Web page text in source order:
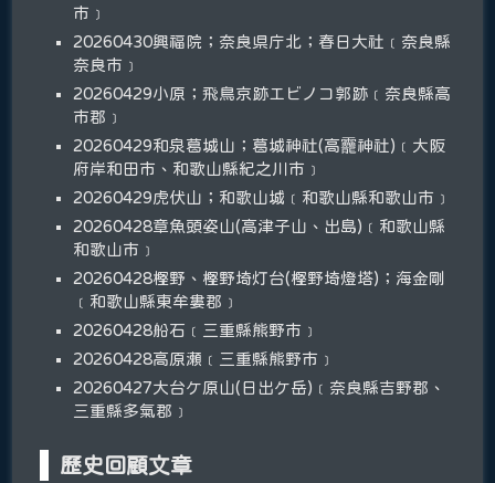
市﹞
20260430興福院；奈良県庁北；春日大社﹝奈良縣
奈良市﹞
20260429小原；飛鳥京跡エビノコ郭跡﹝奈良縣高
市郡﹞
20260429和泉葛城山；葛城神社(高龗神社)﹝大阪
府岸和田市、和歌山縣紀之川市﹞
20260429虎伏山；和歌山城﹝和歌山縣和歌山市﹞
20260428章魚頭姿山(高津子山、出島)﹝和歌山縣
和歌山市﹞
20260428樫野、樫野埼灯台(樫野埼燈塔)；海金剛
﹝和歌山縣東牟婁郡﹞
20260428船石﹝三重縣熊野市﹞
20260428高原瀬﹝三重縣熊野市﹞
20260427大台ケ原山(日出ケ岳)﹝奈良縣吉野郡、
三重縣多氣郡﹞
歷史回顧文章